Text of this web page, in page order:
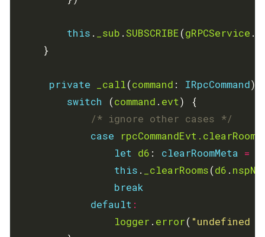
this . _sub .SUBSCRIBE(gRPCService .
private _call(command : IRpcCommand
switch (command . evt
/* ignore other cases */
case
rpcCommandEvt.clearRooms
let d6 : clearRoomMeta =
this . _clearRooms(d6 .
break
default :
logger . error( "undefined